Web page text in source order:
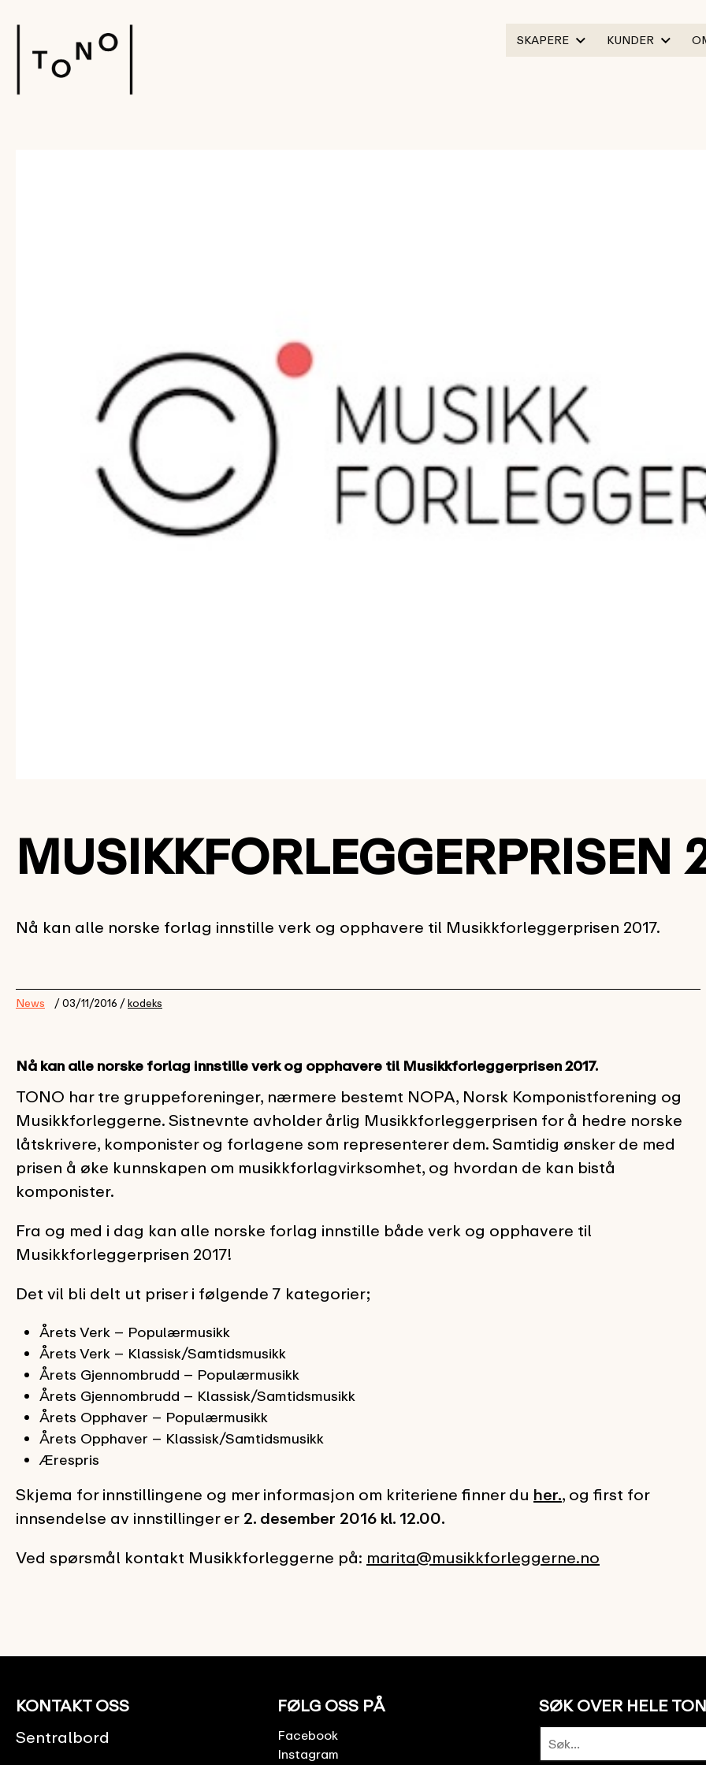
SKAPERE KUNDER
MUSIKKFORLEGGERPRISEN
Nå kan alle norske forlag innstille verk og opphavere til Musikkforleggerprisen 2017.
News / 03/11/2016 /kodeks
Nå kan alle norske forlag innstille verk og opphavere til Musikkforleggerprisen 2017.
TONO har tre gruppeforeninger, nærmere bestemt NOPA, Norsk Komponistforening og
Musikkforleggerne. Sistnevnte avholder årlig Musikkforleggerprisen for å hedre norske
låtskrivere, komponister og forlagene som representerer dem. Samtidig ønsker de med
prisen å øke kunnskapen om musikkforlagvirksomhet, og hvordan de kan bistå
komponister.
Fra og med i dag kan alle norske forlag innstille både verk og opphavere til
Musikkforleggerprisen 2017!
Det vil bli delt ut priser i følgende 7 kategorier;
Årets Verk – Populærmusikk
Årets Verk – Klassisk/Samtidsmusikk
Årets Gjennombrudd – Populærmusikk
Årets Gjennombrudd – Klassisk/Samtidsmusikk
Årets Opphaver – Populærmusikk
Årets Opphaver – Klassisk/Samtidsmusikk
Ærespris
Skjema for innstillingene og mer informasjon om kriteriene finner du her., og first for
innsendelse av innstillinger er 2. desember 2016 kl. 12.00.
Ved spørsmål kontakt Musikkforleggerne på: marita@musikkforleggerne.no
KONTAKT OSS
Sentralbord
FØLG OSS PÅ
Facebook
Instagram
SØK OVER HELE